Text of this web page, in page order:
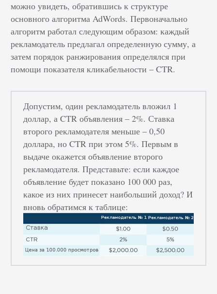
можно увидеть, обратившись к структуре
основного алгоритма AdWords. Первоначально
алгоритм работал следующим образом: каждый
рекламодатель предлагал определенную сумму, а
затем порядок ранжирования определялся при
помощи показателя кликабельности – CTR.
Допустим, один рекламодатель вложил 1
доллар, а CTR объявления – 2%. Ставка
второго рекламодателя меньше – 0,50
доллара, но CTR при этом 5%. Первым в
выдаче окажется объявление второго
рекламодателя. Представьте: если каждое
объявление будет показано 100 000 раз,
какое из них принесет наибольший доход? И
вновь обратимся к таблице: